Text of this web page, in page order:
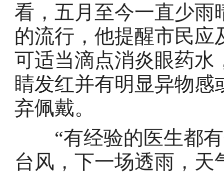
看，五月至今一直少雨
的流行，他提醒市民
可适当滴点消炎眼药水
睛发红并有明显异物
弃佩戴。
“有经验的医生都有
台风，下一场透雨，